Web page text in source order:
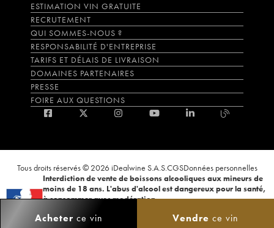
Acheter ce vin Vendre ce vin
ESTIMATION VIN GRATUITE
RECRUTEMENT
QUI SOMMES-NOUS ?
RESPONSABILITÉ D'ENTREPRISE
TARIFS ET DÉLAIS DE LIVRAISON
DOMAINES PARTENAIRES
PRESSE
FOIRE AUX QUESTIONS
Tous droits réservés © 2026 iDealwine S.A.S.CGSDonnées personnelles
Interdiction de vente de boissons alcooliques aux mineurs de
moins de 18 ans. L'abus d'alcool est dangereux pour la santé,
à consommer avec modération.
ligne. CODE DE LA SANTÉ PUBLIQUE, ART.L.3342-1 et L.3353-3